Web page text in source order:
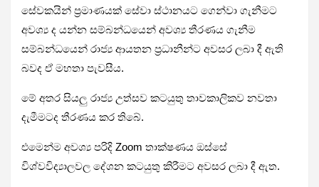
සේවකයින් ප්‍රමාණයක් සේවා ස්ථානයට ගෙන්වා ගැනීමට
අවශ්‍ය ද යන්න සම්බන්ධයෙන් අවශ්‍ය තීරණය ගැනීම
සම්බන්ධයෙන් රාජ්‍ය ආයතන ප්‍රධානීන්ට අවසර ලබා දී ඇති
බවද ඒ මහතා පැවසීය.
මේ අතර සියලු රාජ්‍ය උත්සව කටයුතු තාවකාලිකව නවතා
දැමීමටද තීරණය කර තිබේ.
එමෙන්ම අවශ්‍ය පරිදි Zoom තාක්ෂණය ඔස්සේ
විශ්වවිද්‍යාලවල දේශන කටයුතු කිරීමට අවසර ලබා දී ඇත.